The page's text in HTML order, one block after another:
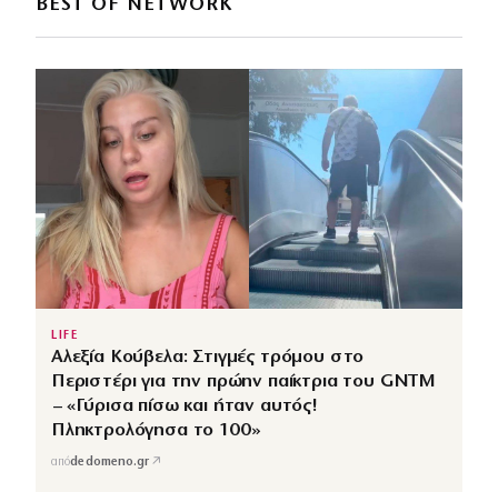
BEST OF NETWORK
LIFE
Αλεξία Κούβελα: Στιγμές τρόμου στο
Περιστέρι για την πρώην παίκτρια του GNTM
– «Γύρισα πίσω και ήταν αυτός!
Πληκτρολόγησα το 100»
απόdedomeno.gr ↗